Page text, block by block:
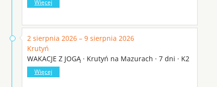
Więcej
2 sierpnia 2026 – 9 sierpnia 2026
Krutyń
WAKACJE Z JOGĄ · Krutyń na Mazurach · 7 dni · K2
Więcej